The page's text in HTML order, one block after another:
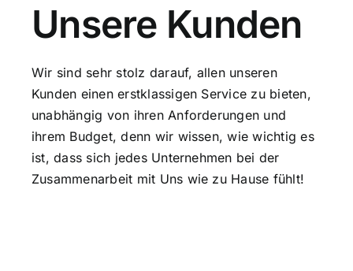
Unsere Kunden
Wir sind sehr stolz darauf, allen unseren
Kunden einen erstklassigen Service zu bieten,
unabhängig von ihren Anforderungen und
ihrem Budget, denn wir wissen, wie wichtig es
ist, dass sich jedes Unternehmen bei der
Zusammenarbeit mit Uns wie zu Hause fühlt!